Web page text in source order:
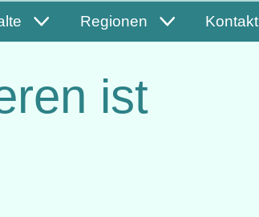
Regionen Kontakt
ist